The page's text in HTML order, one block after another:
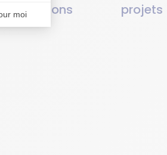
et missions
projets